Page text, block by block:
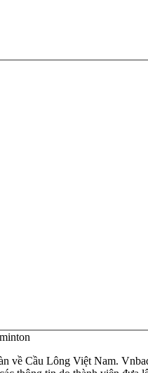
về Cầu Lông Việt Nam.